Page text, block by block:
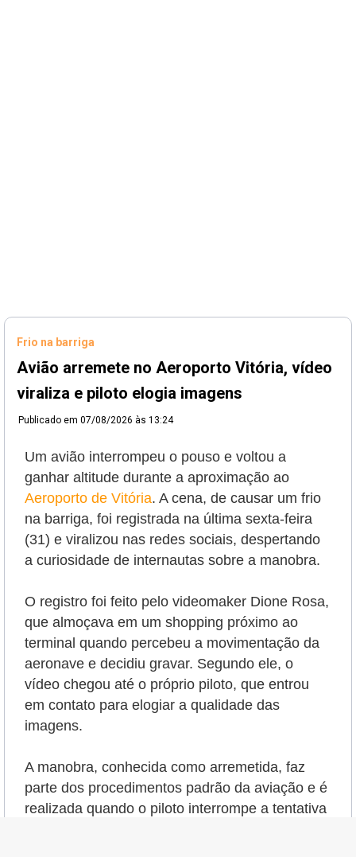
Frio na barriga
Avião arremete no Aeroporto Vitória, vídeo
viraliza e piloto elogia imagens
Publicado em 07/08/2026 às 13:24
Um avião interrompeu o pouso e voltou a
ganhar altitude durante a aproximação ao
Aeroporto de Vitória. A cena, de causar um frio
na barriga, foi registrada na última sexta-feira
(31) e viralizou nas redes sociais, despertando
a curiosidade de internautas sobre a manobra.
O registro foi feito pelo videomaker Dione Rosa,
que almoçava em um shopping próximo ao
terminal quando percebeu a movimentação da
aeronave e decidiu gravar. Segundo ele, o
vídeo chegou até o próprio piloto, que entrou
em contato para elogiar a qualidade das
imagens.
A manobra, conhecida como arremetida, faz
parte dos procedimentos padrão da aviação e é
realizada quando o piloto interrompe a tentativa